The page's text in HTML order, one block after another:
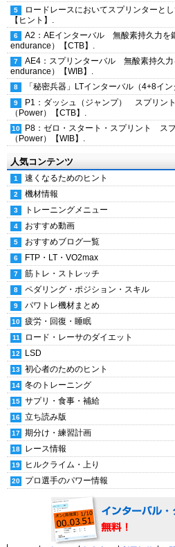
ロードレースにおいてスプリンターと
【ヒント】.
A2：AEインターバル 無酸素持久力を
endurance）【CTB】.
AE4：スプリンターバル 無酸素持久
endurance）【WIB】.
「秘密兵器」LTインターバル（4+8イ
P1：ダッシュ（ジャンプ） スプリン
（Power）【CTB】.
P8：ゼロ・スタート・スプリント ス
（Power）【WIB】.
人気コンテンツ
速くなるためのヒント
機材情報
トレーニングメニュー
おすすめ動画
おすすめブログ一覧
FTP・LT・VO2max
筋トレ・ストレッチ
ペダリング・ポジション・スキル
パワトレ機材まとめ
疲労・回復・睡眠
ロード・レーサのダイエット
LSD
初心者のためのヒント
冬のトレーニング
サプリ・食事・補給
立ち読み版
期分け・練習計画
レース情報
ヒルクライム・上り
プロ選手のパワー情報